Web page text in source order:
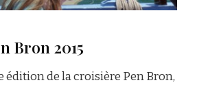
Bron 2015
édition de la croisière Pen Bron,